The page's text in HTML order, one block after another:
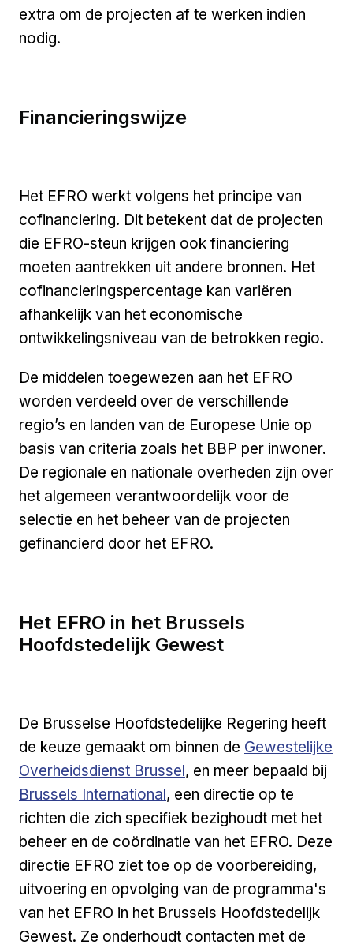
extra om de projecten af te werken indien
nodig.
Financieringswijze
Het EFRO werkt volgens het principe van
cofinanciering. Dit betekent dat de projecten
die EFRO-steun krijgen ook financiering
moeten aantrekken uit andere bronnen. Het
cofinancieringspercentage kan variëren
afhankelijk van het economische
ontwikkelingsniveau van de betrokken regio.
De middelen toegewezen aan het EFRO
worden verdeeld over de verschillende
regio’s en landen van de Europese Unie op
basis van criteria zoals het BBP per inwoner.
De regionale en nationale overheden zijn over
het algemeen verantwoordelijk voor de
selectie en het beheer van de projecten
gefinancierd door het EFRO.
Het EFRO in het Brussels
Hoofdstedelijk Gewest
De Brusselse Hoofdstedelijke Regering heeft
de keuze gemaakt om binnen de Externe link
Gewestelijke
Overheidsdienst Brussel, en meer bepaald bij
Brussels International, een directie op te
richten die zich specifiek bezighoudt met het
beheer en de coördinatie van het EFRO. Deze
directie EFRO ziet toe op de voorbereiding,
uitvoering en opvolging van de programma's
van het EFRO in het Brussels Hoofdstedelijk
Gewest. Ze onderhoudt contacten met de